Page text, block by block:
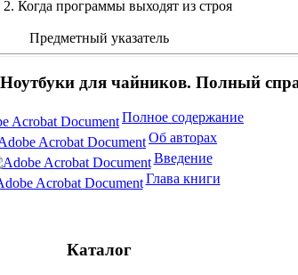
2. Когда программы выходят из строя
Предметный указатель
для чайников. Полный
Полное содержание
Об авторах
Введение
Глава книги
Каталог